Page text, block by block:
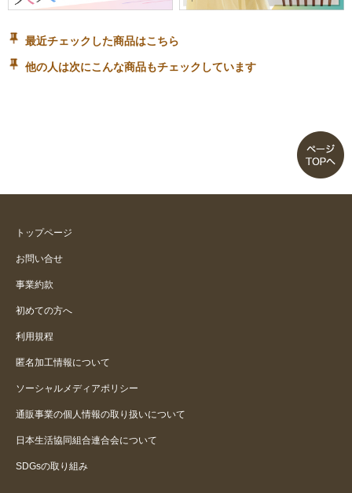
最近チェックした商品はこちら
他の人は次にこんな商品もチェックしています
トップページ
お問い合せ
事業約款
初めての方へ
利用規程
匿名加工情報について
ソーシャルメディアポリシー
通販事業の個人情報の取り扱いについて
日本生活協同組合連合会について
SDGsの取り組み